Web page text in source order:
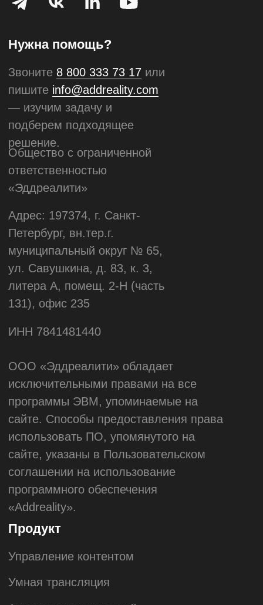
© Все права защищены
ООО "Эддреалити" 2026
Ресурсы
Продуктовые новости
О компании
Команда
Связаться с нами
Партнерская программа
Для крупного бизнеса
Технологический стек
Юридические документы
Сведения о направлениях